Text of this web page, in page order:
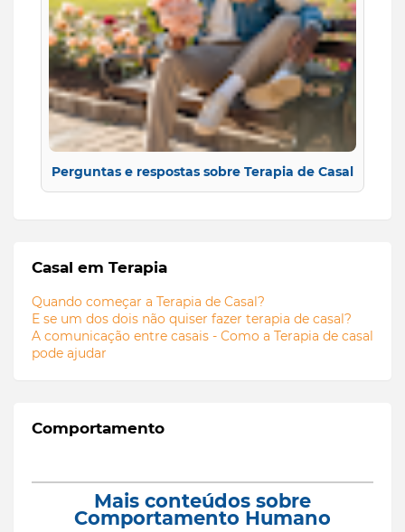
Perguntas e respostas sobre Terapia de Casal
Casal em Terapia
Quando começar a Terapia de Casal?
E se um dos dois não quiser fazer terapia de casal?
A comunicação entre casais - Como a Terapia de casal
pode ajudar
Comportamento
Mais conteúdos sobre
Comportamento Humano